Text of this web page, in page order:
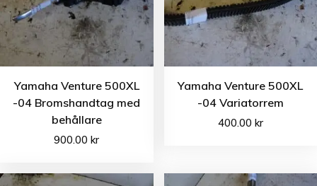
Yamaha Venture 500XL
-04 Bromshandtag med
behållare
900.00kr
Yamaha Venture 500XL
-04 Variatorrem
400.00 kr